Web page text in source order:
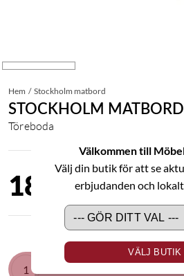
Välkommen till
Välj din butik för att se
erbjudanden och
VÄLJ BUTIK
Hem Stockholm matbord
STOCKHOLM MATBORD
Töreboda
18 500,00 kr